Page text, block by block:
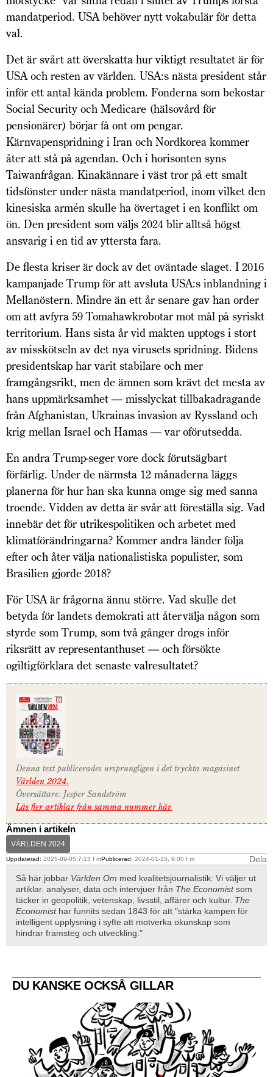
mandatperiod. USA behöver nytt vokabulär för detta
val.
Det är svårt att överskatta hur viktigt resultatet är för
USA och resten av världen. USA:s nästa president står
inför ett antal kända problem. Fonderna som bekostar
Social Security och Medicare (hälsovård för
pensionärer) börjar få ont om pengar.
Kärnvapenspridning i Iran och Nordkorea kommer
åter att stå på agendan. Och i horisonten syns
Taiwanfrågan. Kinakännare i väst tror på ett smalt
tidsfönster under nästa mandatperiod, inom vilket den
kinesiska armén skulle ha övertaget i en konflikt om
ön. Den president som väljs 2024 blir alltså högst
ansvarig i en tid av yttersta fara.
De flesta kriser är dock av det oväntade slaget. I 2016
kampanjade Trump för att avsluta USA:s inblandning i
Mellanöstern. Mindre än ett år senare gav han order
om att avfyra 59 Tomahawkrobotar mot mål på syriskt
territorium. Hans sista år vid makten upptogs i stort
av misskötseln av det nya virusets spridning. Bidens
presidentskap har varit stabilare och mer
framgångsrikt, men de ämnen som krävt det mesta av
hans uppmärksamhet — misslyckat tillbakadragande
från Afghanistan, Ukrainas invasion av Ryssland och
krig mellan Israel och Hamas — var oförutsedda.
En andra Trump-seger vore dock förutsägbart
förfärlig. Under de närmsta 12 månaderna läggs
planerna för hur han ska kunna omge sig med sanna
troende. Vidden av detta är svår att föreställa sig. Vad
innebär det för utrikespolitiken och arbetet med
klimatförändringarna? Kommer andra länder följa
efter och åter välja nationalistiska populister, som
Brasilien gjorde 2018?
För USA är frågorna ännu större. Vad skulle det
betyda för landets demokrati att återvälja någon som
styrde som Trump, som två gånger drogs inför
riksrätt av representanthuset — och försökte
ogiltigförklara det senaste valresultatet?
Denna text publicerades ursprungligen i det tryckta magasinet
Världen 2024.
Översättare: Jesper Sandström
Läs fler artiklar från samma nummer här.
Ämnen i artikeln
VÄRLDEN 2024
Uppdaterad: 2025-09-05,7:13 f mPublicerad: 2024-01-15, 9:00 f m
Dela
Så här jobbar Världen Om med kvalitetsjournalistik: Vi väljer ut
artiklar. analyser, data och intervjuer från The Economistsom
täcker in geopolitik, vetenskap, livsstil, affärer och kultur. The
Economisthar funnits sedan 1843 för att "stärka kampen för
intelligent upplysning i syfte att motverka okunskap som
hindrar framsteg och utveckling."
DU KANSKE OCKSÅ GILLAR